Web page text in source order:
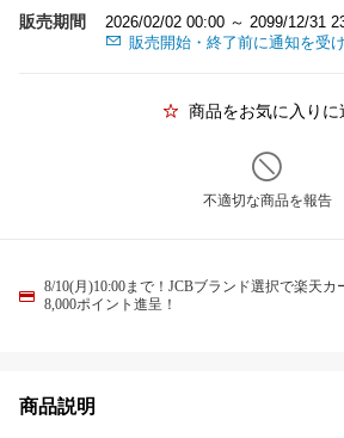
販売期間
2026/02/02 00:00 ～ 2099/12/31
販売開始・終了前に通知を受
商品をお気に入りに
不適切な商品を報告
8/10(月)10:00まで！JCBブランド選択で楽天
8,000ポイント進呈！
商品説明